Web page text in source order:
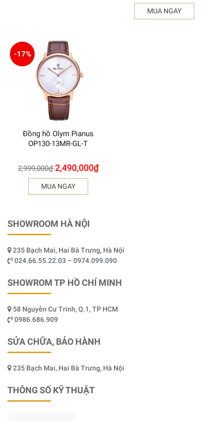
MUA NGAY
-17%
Đồng hồ Olym Pianus
OP130-13MR-GL-T
2,999,000₫ 2,490,000₫
MUA NGAY
SHOWROOM HÀ NỘI
235 Bạch Mai, Hai Bà Trưng, Hà Nội
024.66.55.22.03 – 0974.099.090
SHOWROM TP HỒ CHÍ MINH
58 Nguyễn Cư Trinh, Q.1, TP HCM
0986.686.909
SỬA CHỮA, BẢO HÀNH
235 Bạch Mai, Hai Bà Trưng, Hà Nội
THÔNG SỐ KỸ THUẬT